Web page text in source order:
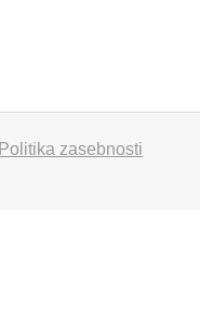
Politika zasebnosti